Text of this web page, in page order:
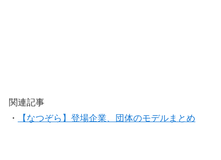
関連記事
・
【なつぞら】登場企業、団体のモデルまとめ